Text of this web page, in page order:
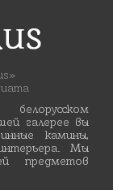
галерее вы
камины,
Мы
предметов